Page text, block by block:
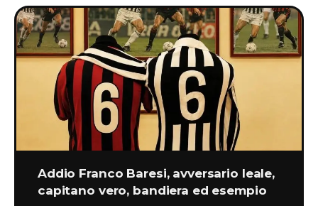
Addio Franco Baresi, avversario leale,
capitano vero, bandiera ed esempio